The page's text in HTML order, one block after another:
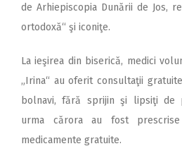
de Arhiepiscopia Dunării de Jos,
ortodoxă“ şi iconiţe.
La ieşirea din biserică, medici
„Irina“ au oferit consultaţii
bolnavi, fără sprijin şi lipsiţi de
urma cărora au fost
medicamente gratuite.